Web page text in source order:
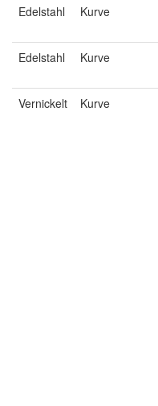
Edelstahl Kurve
Edelstahl Kurve
Vernickelt Kurve